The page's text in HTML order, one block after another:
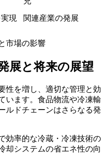
現 関連産業の発展
展と将来の展望
性を増し、適切な管理と効
います。食品物流や冷凍輸
ルドチェーンはさらなる発
効率的な冷蔵・冷凍技術の
却システムの省エネ性の向